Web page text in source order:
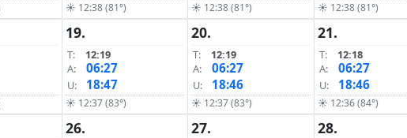
☀ 12:38 (81°) ☀ 12:38 (81°) ☀ 12:38 (81°)
19.
T:
12:19
A:
06:27
U: 18:47
☀ 12:37 (83°)
20.
T:
12:19
A:
06:27
U: 18:46
☀ 12:37 (83°)
21.
T:
12:18
A:
06:27
U: 18:46
☀ 12:36 (84°)
26. 27. 28.